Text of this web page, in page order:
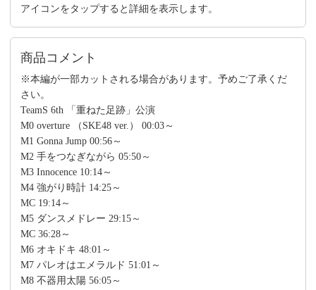
アイコンをタップすると詳細を表示します。
商品コメント
※本編が一部カットされる場合があります。予めご了承くだ
さい。
TeamS 6th 「重ねた足跡」公演
M0 overture （SKE48 ver.） 00:03～
M1 Gonna Jump 00:56～
M2 手をつなぎながら 05:50～
M3 Innocence 10:14～
M4 強がり時計 14:25～
MC 19:14～
M5 ダンスメドレー 29:15～
MC 36:28～
M6 オキドキ 48:01～
M7 パレオはエメラルド 51:01～
M8 不器用太陽 56:05～